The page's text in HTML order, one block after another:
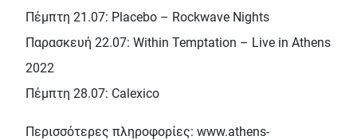
Πέμπτη 21.07: Placebo – Rockwave Nights
Παρασκευή 22.07: Within Temptation – Live in Athens
2022
Πέμπτη 28.07: Calexico
Περισσότερες πληροφορίες: www.athens-